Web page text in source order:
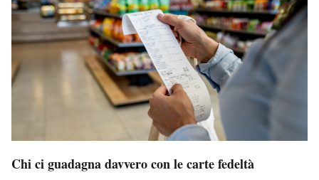
Chi ci guadagna davvero con le carte fedeltà